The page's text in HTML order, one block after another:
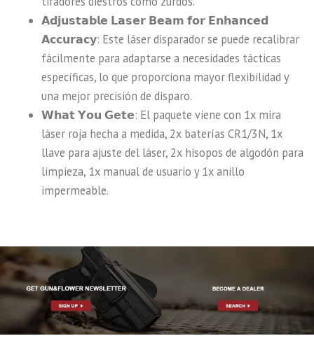
𝗔𝗱𝗷𝘂𝘀𝘁𝗮𝗯𝗹𝗲 𝗟𝗮𝘀𝗲𝗿 𝗕𝗲𝗮𝗺 𝗳𝗼𝗿 𝗘𝗻𝗵𝗮𝗻𝗰𝗲𝗱
𝗔𝗰𝗰𝘂𝗿𝗮𝗰𝘆: Este láser disparador se puede recalibrar
fácilmente para adaptarse a necesidades tácticas
específicas, lo que proporciona mayor flexibilidad y
una mejor precisión de disparo.
𝗪𝗵𝗮𝘁 𝗬𝗼𝘂 𝗚𝗲𝘁𝗲: El paquete viene con 1x mira
láser roja hecha a medida, 2x baterías CR1/3N, 1x
llave para ajuste del láser, 2x hisopos de algodón para
limpieza, 1x manual de usuario y 1x anillo
impermeable.